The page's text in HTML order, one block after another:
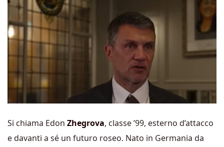
Si chiama Edon Zhegrova, classe ’99, esterno d’attacco
e davanti a sé un futuro roseo. Nato in Germania da